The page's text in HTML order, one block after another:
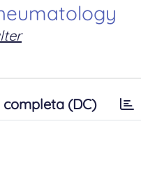
completa (DC)